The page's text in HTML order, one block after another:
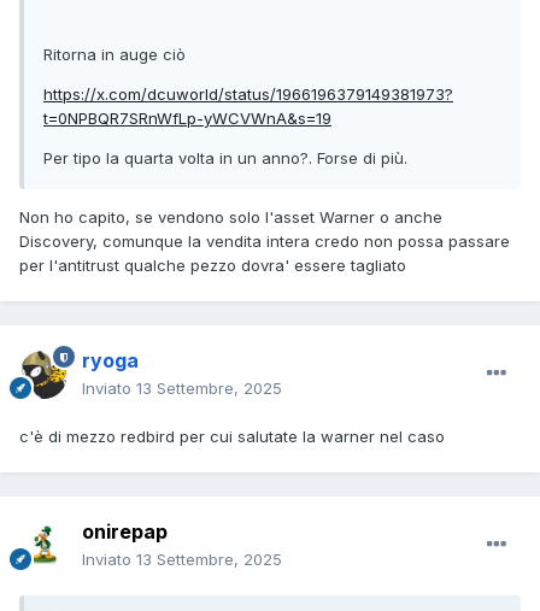
Ritorna in auge ciò
https://x.com/dcuworld/status/1966196379149381973?
t=0NPBQR7SRnWfLp-yWCVWnA&s=19
Per tipo la quarta volta in un anno?. Forse di più.
Non ho capito, se vendono solo l'asset Warner o anche
Discovery, comunque la vendita intera credo non possa passare
per l'antitrust qualche pezzo dovra' essere tagliato
ryoga
Inviato 13 Settembre, 2025
c'è di mezzo redbird per cui salutate la warner nel caso
onirepap
Inviato 13 Settembre, 2025